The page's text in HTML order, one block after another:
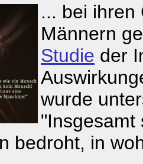
... bei ihren
Männern
Studie der
wurde
"Insgesamt
bedroht, in